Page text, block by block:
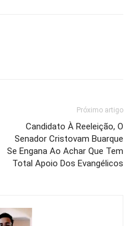
Próximo artigo
Candidato À Reeleição, O
Senador Cristovam Buarque
Se Engana Ao Achar Que Tem
Total Apoio Dos Evangélicos